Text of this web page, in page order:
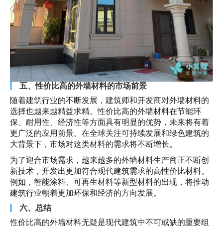
五、性价比高的外墙材料的市场前景
随着建筑行业的不断发展，建筑师和开发商对外墙材料的
选择也越来越精益求精。性价比高的外墙材料在节能环
保、耐用性、经济性等方面具有明显的优势，未来将有着
更广泛的应用前景。在全球关注可持续发展和绿色建筑的
大背景下，市场对这类材料的需求将不断增长。
为了迎合市场需求，越来越多的外墙材料生产商正不断创
新技术，开发出更加符合现代建筑需求的高性价比材料。
例如，智能涂料、可再生材料等新型材料的出现，将推动
建筑行业朝着更加环保和经济的方向发展。
六、总结
性价比高的外墙材料无疑是现代建筑中不可或缺的重要组